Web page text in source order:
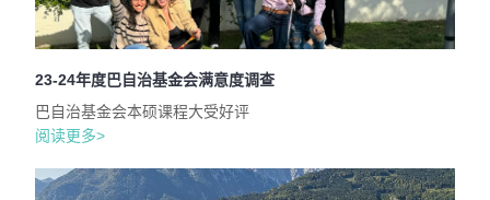
23-24年度巴自治基金会满意度调查
巴自治基金会本硕课程大受好评
阅读更多>